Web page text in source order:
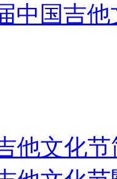
中国吉
他文化节